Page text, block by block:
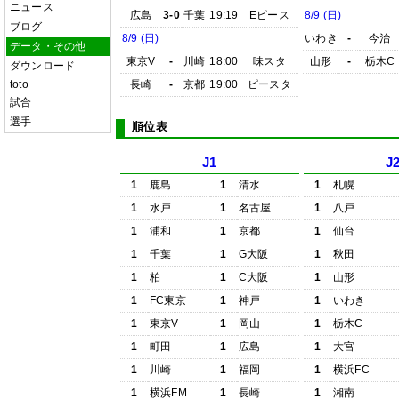
ニュース
ブログ
データ・その他
ダウンロード
toto
試合
選手
広島
3-0 千葉 19:19
Eピース
8/9 (日)
東京V
- 川崎 18:00
味スタ
長崎
- 京都 19:00 ピースタ
8/9 (日)
いわき
-
今治
山形
- 栃木C
順位表
J1
1 鹿島 1
清水
1
水戸 1
名古屋
1
浦和 1
京都
1
千葉 1
G大阪
1
柏 1
C大阪
1
FC東京 1
神戸
1
東京V 1
岡山
1
町田 1
広島
1
川崎 1
福岡
1
横浜FM 1 長崎
1
札幌
1
八戸
1
仙台
1
秋田
1
山形
1
いわき
1
栃木C
1
大宮
1
横浜FC
1
湘南